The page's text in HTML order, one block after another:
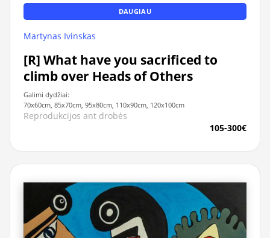
DAUGIAU
Martynas Ivinskas
[R] What have you sacrificed to
climb over Heads of Others
Galimi dydžiai:
70x60cm, 85x70cm, 95x80cm, 110x90cm, 120x100cm
Reprodukcijos ant drobės
105-300€